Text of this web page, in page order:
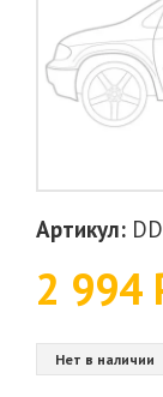
Артикул:
2 994
Нет в наличии